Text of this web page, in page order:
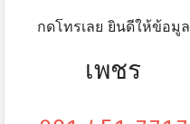
กดโทรเลย ยินดีให้ข้อมูล
เพชร